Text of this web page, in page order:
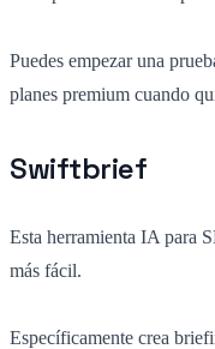
Puedes empezar una
planes premium cuando
Swiftbrief
Esta herramienta IA para
más fácil.
Específicamente crea